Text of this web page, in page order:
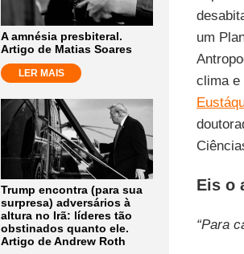
A amnésia presbiteral.
Artigo de Matias Soares
LER MAIS
Trump encontra (para sua
surpresa) adversários à
altura no Irã: líderes tão
obstinados quanto ele.
Artigo de Andrew Roth
um
clima e
Eis o
“Para